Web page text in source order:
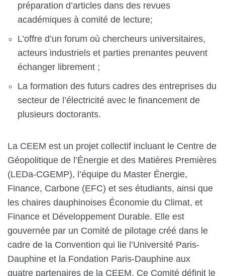
préparation d’articles dans des revues
académiques à comité de lecture;
L’offre d’un forum où chercheurs universitaires,
acteurs industriels et parties prenantes peuvent
échanger librement ;
La formation des futurs cadres des entreprises du
secteur de l’électricité avec le financement de
plusieurs doctorants.
La CEEM est un projet collectif incluant le Centre de
Géopolitique de l’Énergie et des Matières Premières
(LEDa-CGEMP), l’équipe du Master Énergie,
Finance, Carbone (EFC) et ses étudiants, ainsi que
les chaires dauphinoises Économie du Climat, et
Finance et Développement Durable. Elle est
gouvernée par un Comité de pilotage créé dans le
cadre de la Convention qui lie l’Université Paris-
Dauphine et la Fondation Paris-Dauphine aux
quatre partenaires de la CEEM. Ce Comité définit le